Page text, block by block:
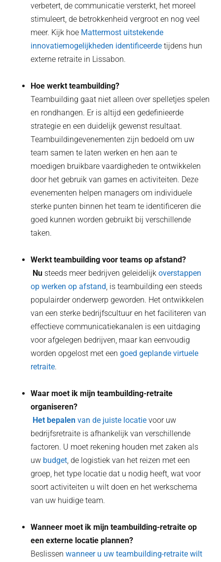
verbetert, de communicatie versterkt, het moreel
stimuleert, de betrokkenheid vergroot en nog veel
meer. Kijk hoe Mattermost uitstekende
innovatiemogelijkheden identificeerde tijdens hun
externe retraite in Lissabon.
Hoe werkt teambuilding?
Teambuilding gaat niet alleen over spelletjes spelen
en rondhangen. Er is altijd een gedefinieerde
strategie en een duidelijk gewenst resultaat.
Teambuildingevenementen zijn bedoeld om uw
team samen te laten werken en hen aan te
moedigen bruikbare vaardigheden te ontwikkelen
door het gebruik van games en activiteiten. Deze
evenementen helpen managers om individuele
sterke punten binnen het team te identificeren die
goed kunnen worden gebruikt bij verschillende
taken.
Werkt teambuilding voor teams op afstand?
‍ Nu steeds meer bedrijven geleidelijkoverstappen
op werken op afstand, is teambuilding een steeds
populairder onderwerp geworden. Het ontwikkelen
van een sterke bedrijfscultuur en het faciliteren van
effectieve communicatiekanalen is een uitdaging
voor afgelegen bedrijven, maar kan eenvoudig
worden opgelost met eengoed geplande virtuele
retraite.
Waar moet ik mijn teambuilding-retraite
organiseren?
‍ Het bepalen van de juiste locatie voor uw
bedrijfsretraite is afhankelijk van verschillende
factoren. U moet rekening houden met zaken als
uw budget, de logistiek van het reizen met een
groep, het type locatie dat u nodig heeft, wat voor
soort activiteiten u wilt doen en het werkschema
van uw huidige team.
Wanneer moet ik mijn teambuilding-retraite op
een externe locatie plannen?
Beslissenwanneer u uw teambuilding-retraite wilt